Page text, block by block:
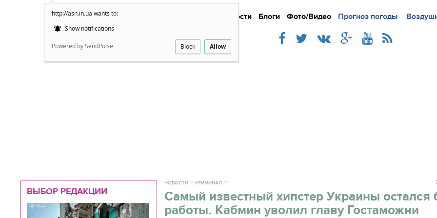
http://asn.in.ua wants to:
Show notifications
Powered by SendPulse Block Allow
Новости Блоги Фото/Видео Прогноз погоды
Подробно Новости
ВЫБОР РЕДАКЦИИ
НОВОСТИ КРИМИНАЛ
Самый известный хипстер Украины остался
работы. Кабмин уволил главу Гостаможни